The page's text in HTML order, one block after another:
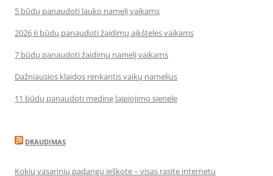
5 būdų panaudoti lauko namelį vaikams
2026 6 būdų panaudoti žaidimų aikšteles vaikams
7 būdų panaudoti žaidimų namelį vaikams
Dažniausios klaidos renkantis vaikų namelius
11 būdų panaudoti medinę laipiojimo sienelę
DRAUDIMAS
Kokių vasarinių padangų ieškote – visas rasite internetu